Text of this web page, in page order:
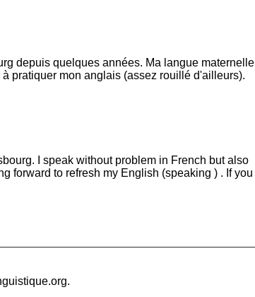
depuis quelques années. Ma langue maternelle
pratiquer mon anglais (assez rouillé d'ailleurs).
I speak without problem in French but also
forward to refresh my English (speaking ) . If you